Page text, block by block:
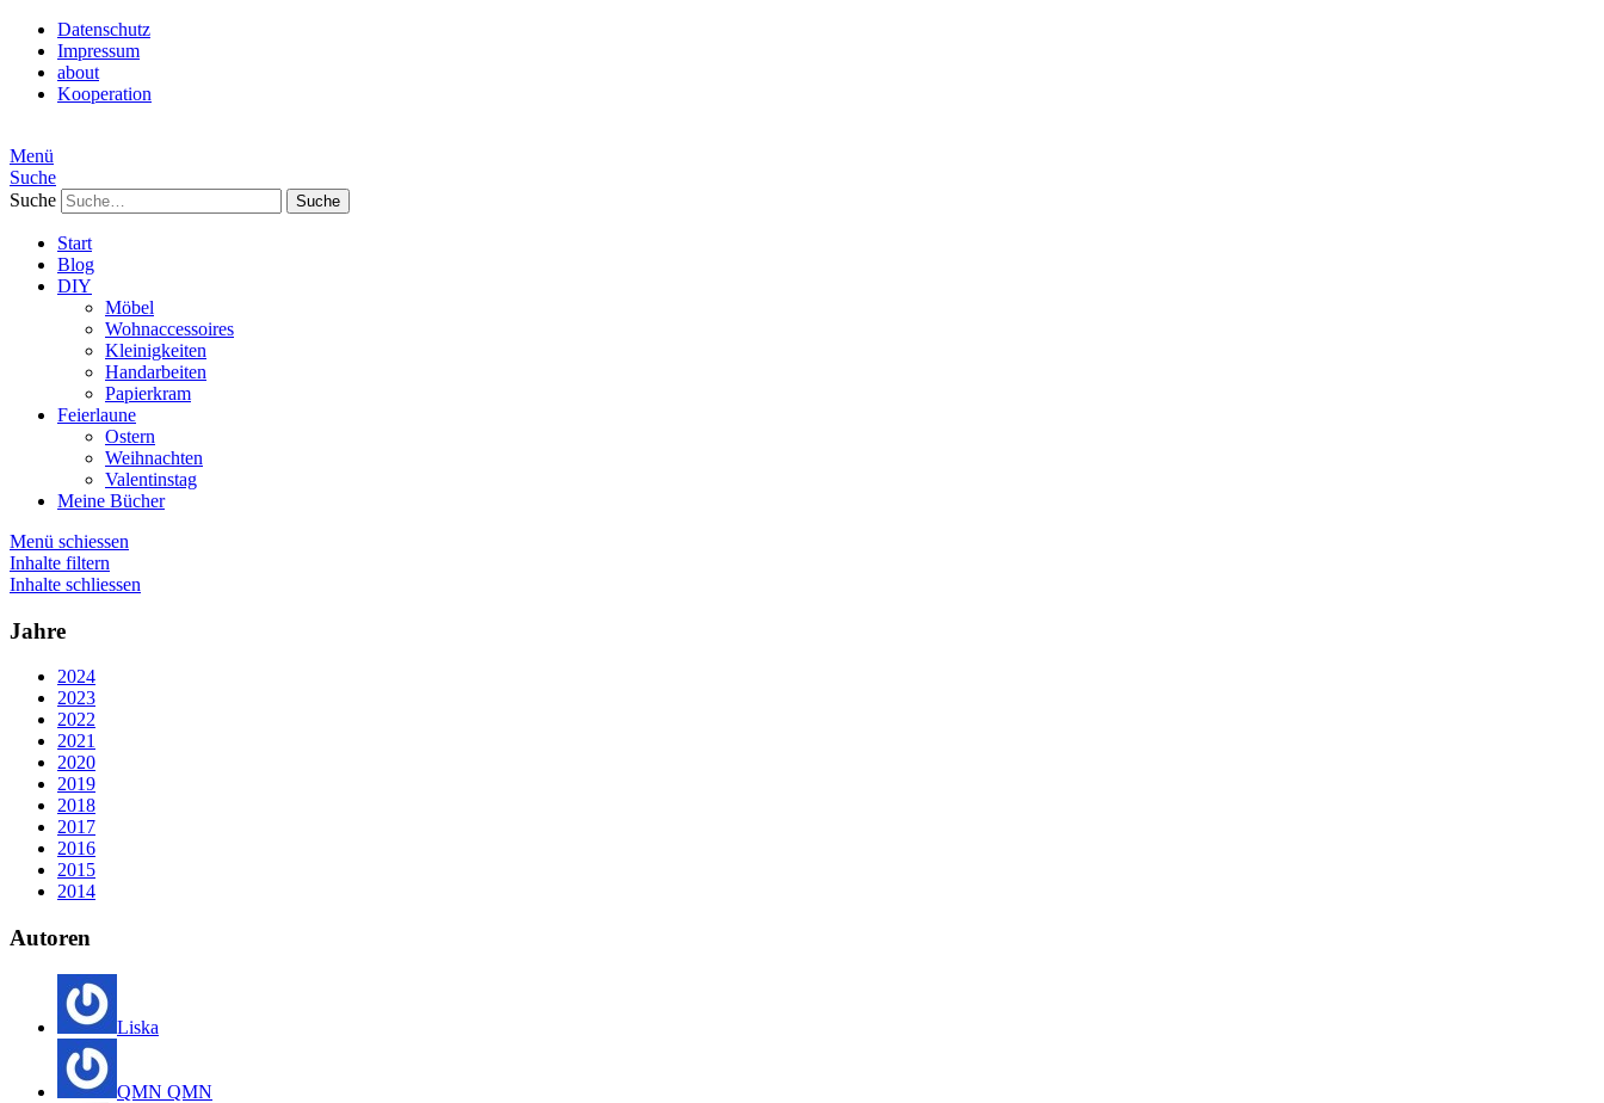
Datenschutz
Impressum
about
Kooperation
Menü
Suche
Suche
Start
Blog
DIY
Möbel
Wohnaccessoires
Kleinigkeiten
Handarbeiten
Papierkram
Feierlaune
Ostern
Weihnachten
Valentinstag
Meine Bücher
Menü schiessen
Inhalte filtern
Inhalte schliessen
Jahre
2024
2023
2022
2021
2020
2019
2018
2017
2016
2015
2014
Autoren
Liska
QMN QMN